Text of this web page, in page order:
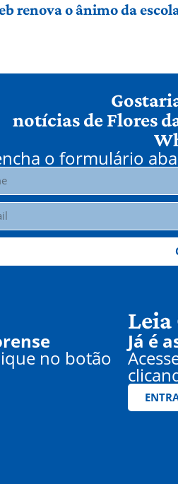
renova o ânimo da
notícias de Flores
o formulário
no botão
Já é